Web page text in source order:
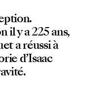
il y a 225 ans,
a réussi à
d’Isaac